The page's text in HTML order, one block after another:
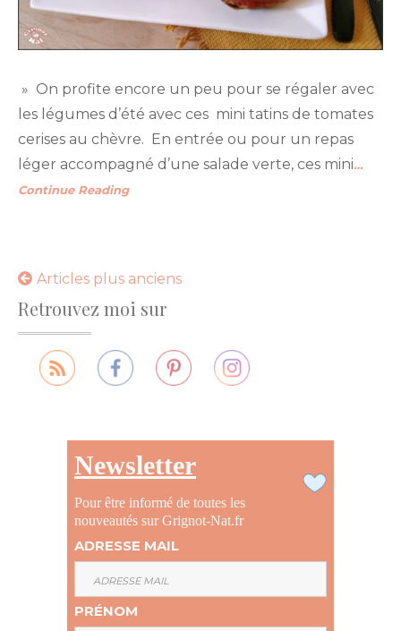
» On profite encore un peu pour se régaler avec
les légumes d’été avec ces mini tatins de tomates
cerises au chèvre. En entrée ou pour un repas
léger accompagné d’une salade verte, ces mini…
Continue Reading
Navigation
des
articles
Articles plus anciens
Retrouvez moi sur
Newsletter
Pour être informé de toutes les
nouveautés sur Grignot-Nat.fr
ADRESSE MAIL
PRÉNOM